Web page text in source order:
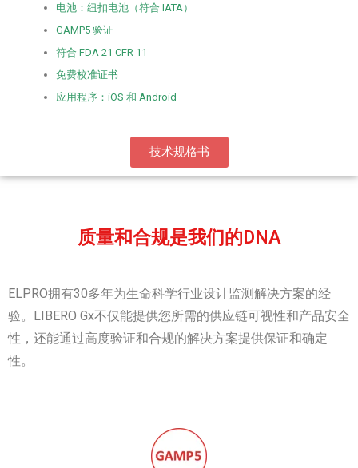
电池：纽扣电池（符合 IATA）
GAMP5 验证
符合 FDA 21 CFR 11
免费校准证书
应用程序：iOS 和 Android
技术规格书
质量和合规是我们的DNA
ELPRO拥有30多年为生命科学行业设计监测解决方案的经
验。LIBERO Gx不仅能提供您所需的供应链可视性和产品安全
性，还能通过高度验证和合规的解决方案提供保证和确定
性。